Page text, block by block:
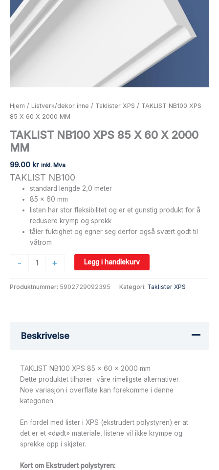
Hjem / Listverk/dekor inne / Taklister XPS / TAKLIST NB100 XPS
85 X 60 X 2000 MM
TAKLIST NB100 XPS 85 X 60 X 2000
MM
99.00 kr inkl. Mva
TAKLIST NB100
standard lengde 2,0 meter
85 x 60 mm
listen har stor fleksibilitet og er et gunstig produkt for å
redusere krymp og sprekk
tåler fuktighet og egner seg derfor også svært godt til
våtrom
- + Legg i handlekurv
Produktnummer: 5902729092395 Kategori: Taklister XPS
Beskrivelse
TAKLIST NB100 XPS 85 x 60 x 2000 mm
Dette produktet tilhører våre rimeligste alternativer.
Noe variasjon i overflate kan forekomme i denne
kategorien.
En fordel med lister i XPS (ekstrudert polystyren) er at
det er et «dødt» materiale, listene vil ikke krympe og
sprekke opp i skjøter.
Kort om Ekstrudert polystyren: